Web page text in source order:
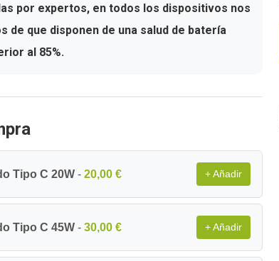
por expertos, en todos los dispositivos nos
de que disponen de una salud de batería
al 85%.
Tipo C 20W - 20,00 € + Añadir
Tipo C 45W - 30,00 € + Añadir